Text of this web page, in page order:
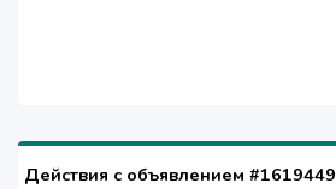
Действия с объявлением #1619449